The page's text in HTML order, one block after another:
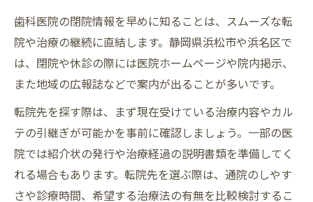
歯科医院の閉院情報を早めに知ることは、スムーズな転
院や治療の継続に直結します。静岡県浜松市や浜名区で
は、閉院や休診の際には医院ホームページや院内掲示、
また地域の広報誌などで案内が出ることが多いです。
転院先を探す際は、まず現在受けている治療内容やカル
テの引継ぎが可能かを事前に確認しましょう。一部の医
院では紹介状の発行や治療経過の説明書類を準備してく
れる場合もあります。転院先を選ぶ際は、通院のしやす
さや診療時間、希望する治療法の有無を比較検討するこ